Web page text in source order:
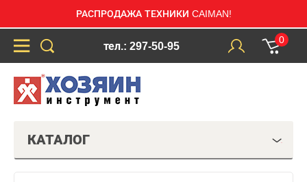
РАСПРОДАЖА ТЕХНИКИ CAIMAN!
тел.: 297-50-95
0
КАТАЛОГ